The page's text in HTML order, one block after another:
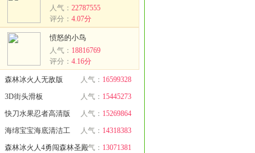
人气： 22787555
评分： 4.07分
愤怒的小鸟
人气： 18816769
评分： 4.16分
森林冰火人无敌版 人气： 16599328
3D街头滑板 人气： 15445273
快刀水果忍者高清版 人气： 15269864
海绵宝宝海底清洁工 人气： 14318383
森林冰火人4勇闯森林圣殿人气： 13071381